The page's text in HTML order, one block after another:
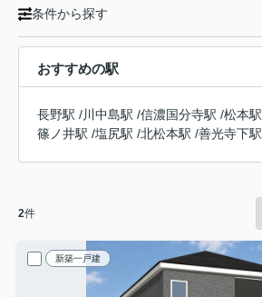
条件から探す
おすすめの駅
長野駅 /川中島駅 /信濃国分寺駅 /松本駅
篠ノ井駅 /塩尻駅 /北松本駅 /善光寺下駅
2件
新築一戸建